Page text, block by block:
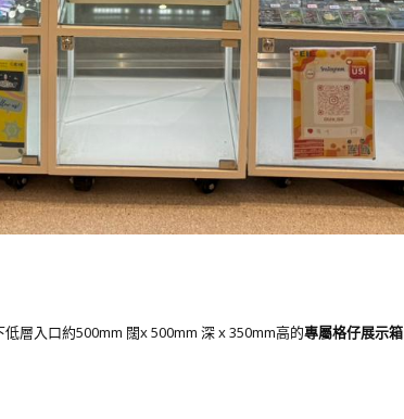
層入口約500mm 闊x 500mm 深 x 350mm高的專屬格仔展示箱